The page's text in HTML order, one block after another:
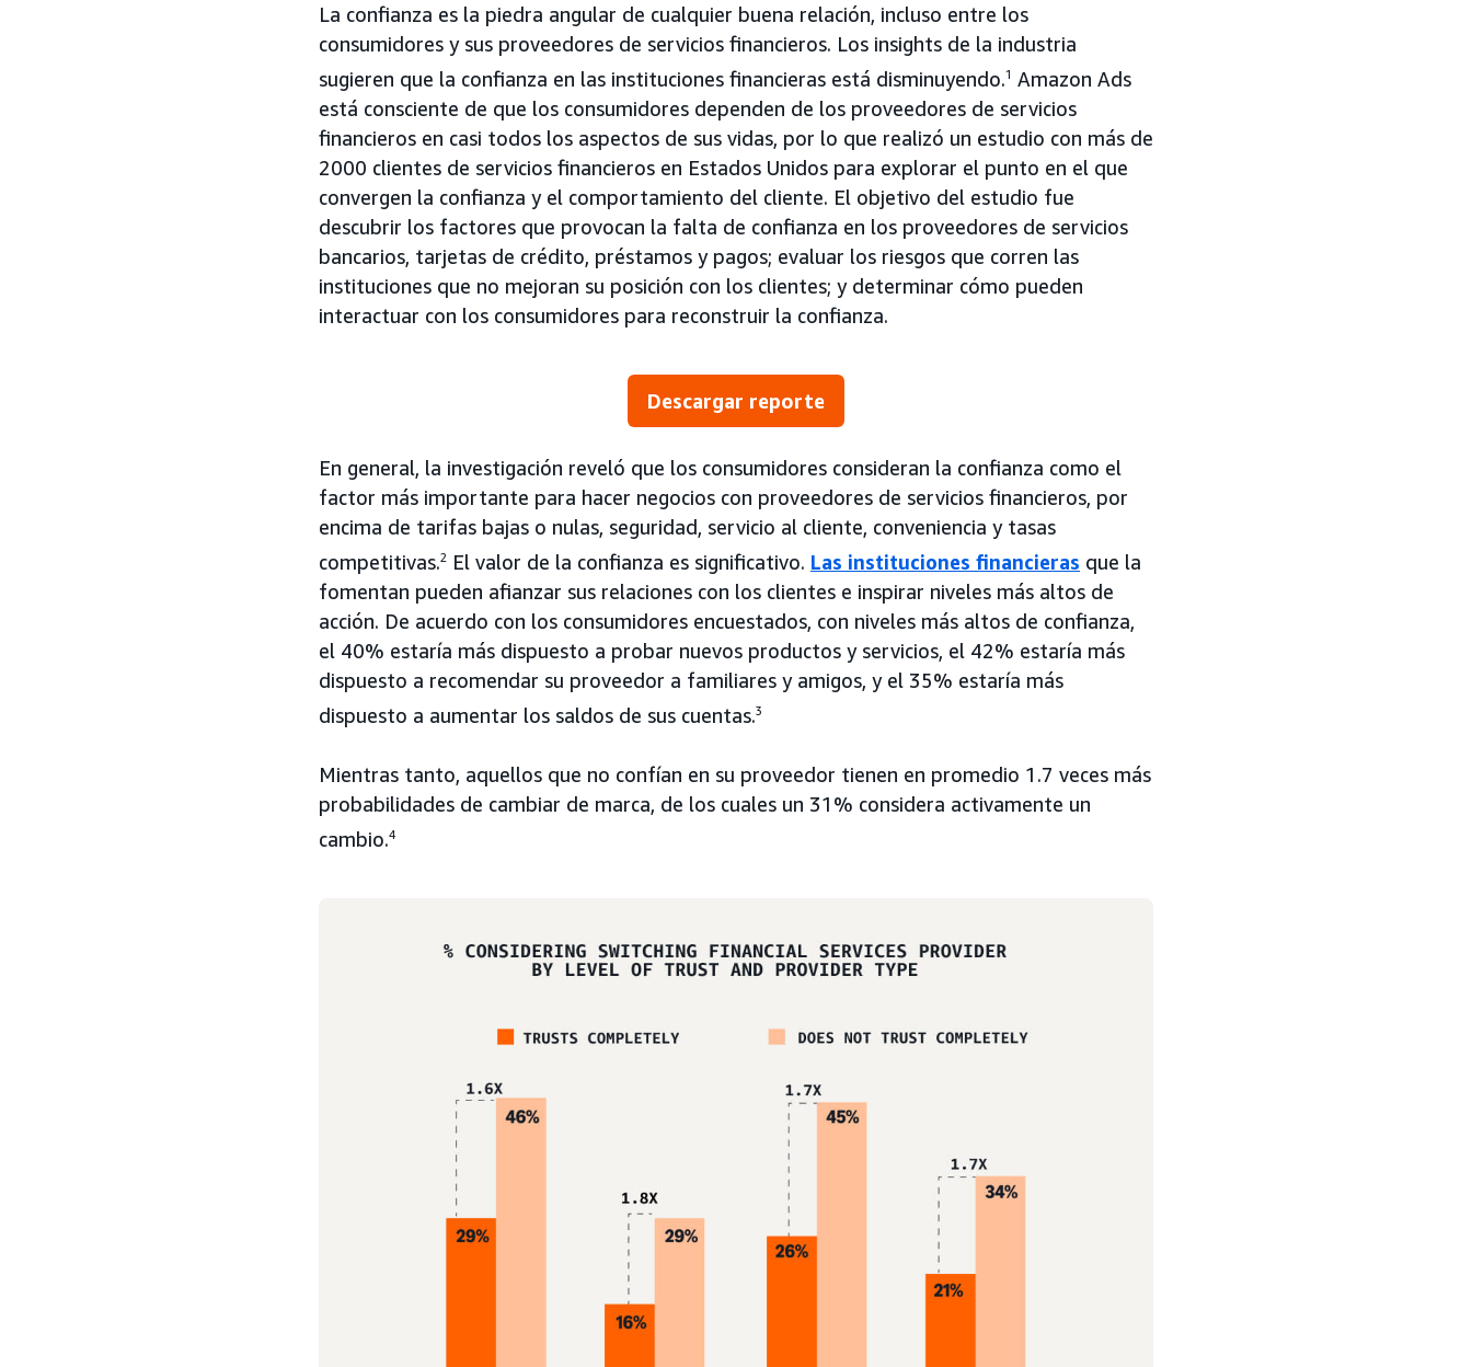
La confianza es la piedra angular de cualquier buena relación, incluso entre los
consumidores y sus proveedores de servicios financieros. Los insights de la industria
sugieren que la confianza en las instituciones financieras está disminuyendo.1 Amazon Ads
está consciente de que los consumidores dependen de los proveedores de servicios
financieros en casi todos los aspectos de sus vidas, por lo que realizó un estudio con más de
2000 clientes de servicios financieros en Estados Unidos para explorar el punto en el que
convergen la confianza y el comportamiento del cliente. El objetivo del estudio fue
descubrir los factores que provocan la falta de confianza en los proveedores de servicios
bancarios, tarjetas de crédito, préstamos y pagos; evaluar los riesgos que corren las
instituciones que no mejoran su posición con los clientes; y determinar cómo pueden
interactuar con los consumidores para reconstruir la confianza.
Descargar reporte
En general, la investigación reveló que los consumidores consideran la confianza como el
factor más importante para hacer negocios con proveedores de servicios financieros, por
encima de tarifas bajas o nulas, seguridad, servicio al cliente, conveniencia y tasas
competitivas.2 El valor de la confianza es significativo. Las instituciones financieras que la
fomentan pueden afianzar sus relaciones con los clientes e inspirar niveles más altos de
acción. De acuerdo con los consumidores encuestados, con niveles más altos de confianza,
el 40% estaría más dispuesto a probar nuevos productos y servicios, el 42% estaría más
dispuesto a recomendar su proveedor a familiares y amigos, y el 35% estaría más
dispuesto a aumentar los saldos de sus cuentas.3
Mientras tanto, aquellos que no confían en su proveedor tienen en promedio 1.7 veces más
probabilidades de cambiar de marca, de los cuales un 31% considera activamente un
cambio.4